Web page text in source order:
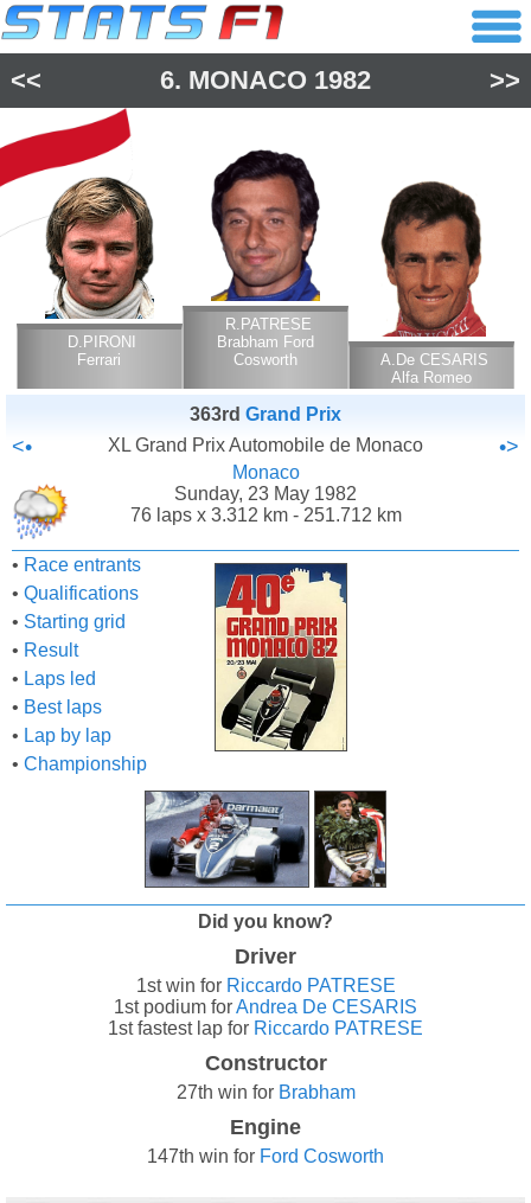
<< 6. MONACO 1982 >>
D.PIRONI
Ferrari
R.PATRESE
Brabham Ford
Cosworth
A.De CESARIS
Alfa Romeo
363rd Grand Prix
<• XL Grand Prix Automobile de Monaco •>
Monaco
Sunday, 23 May 1982
76 laps x 3.312 km - 251.712 km
• Race entrants
• Qualifications
• Starting grid
• Result
• Laps led
• Best laps
• Lap by lap
• Championship
Did you know?
Driver
1st win for Riccardo PATRESE
1st podium forAndrea De CESARIS
1st fastest lap for Riccardo PATRESE
Constructor
27th win for Brabham
Engine
147th win for Ford Cosworth